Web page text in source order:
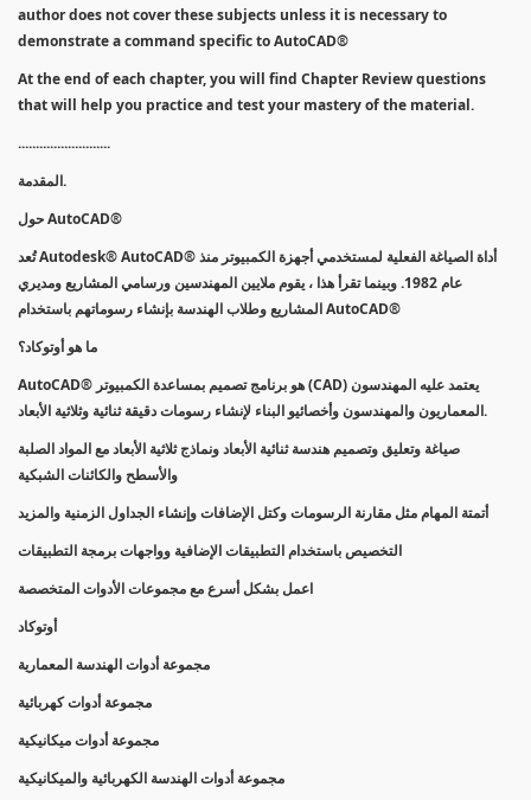
author does not cover these subjects unless it is necessary to
demonstrate a command specific to AutoCAD®
At the end of each chapter, you will find Chapter Review questions
that will help you practice and test your mastery of the material.
..........................
المقدمة.
حول AutoCAD®
تُعد Autodesk® AutoCAD® أداة الصياغة الفعلية لمستخدمي أجهزة الكمبيوتر منذ
عام 1982. وبينما تقرأ هذا ، يقوم ملايين المهندسين ورسامي المشاريع ومديري
المشاريع وطلاب الهندسة بإنشاء رسوماتهم باستخدام AutoCAD®
ما هو أوتوكاد؟
AutoCAD® هو برنامج تصميم بمساعدة الكمبيوتر (CAD) يعتمد عليه المهندسون
المعماريون والمهندسون وأخصائيو البناء لإنشاء رسومات دقيقة ثنائية وثلاثية الأبعاد.
صياغة وتعليق وتصميم هندسة ثنائية الأبعاد ونماذج ثلاثية الأبعاد مع المواد الصلبة
والأسطح والكائنات الشبكية
أتمتة المهام مثل مقارنة الرسومات وكتل الإضافات وإنشاء الجداول الزمنية والمزيد
التخصيص باستخدام التطبيقات الإضافية وواجهات برمجة التطبيقات
اعمل بشكل أسرع مع مجموعات الأدوات المتخصصة
أوتوكاد
مجموعة أدوات الهندسة المعمارية
مجموعة أدوات كهربائية
مجموعة أدوات ميكانيكية
مجموعة أدوات الهندسة الكهربائية والميكانيكية